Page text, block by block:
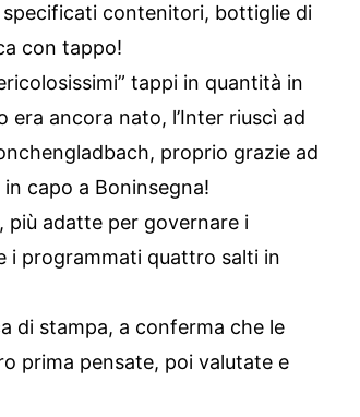
specificati contenitori, bottiglie di
con tappo!
tappi in quantità in
era ancora nato, l’Inter riuscì ad
proprio grazie ad
capo a Boninsegna!
più adatte per governare i
i programmati quattro salti in
di stampa, a conferma che le
prima pensate, poi valutate e